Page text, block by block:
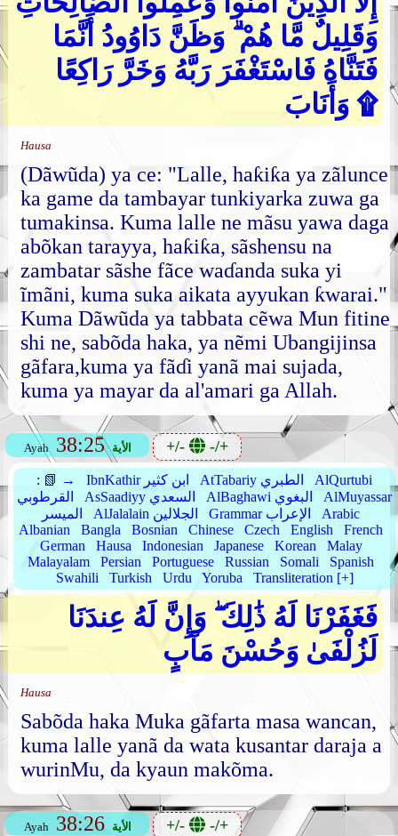
وَقَلِيلٌ مَّا هُمْ ۗ وَظَنَّ دَاوُودُ أَنَّمَا
فَتَنَّاهُ فَاسْتَغْفَرَ رَبَّهُ وَخَرَّ رَاكِعًا
وَأَنَابَ ۩
Hausa
(Dãwũda) ya ce: "Lalle, haƙiƙa ya zãlunce
ka game da tambayar tunkiyarka zuwa ga
tumakinsa. Kuma lalle ne mãsu yawa daga
abõkan tarayya, haƙiƙa, sãshensu na
zambatar sãshe fãce waɗanda suka yi
ĩmãni, kuma suka aikata ayyukan ƙwarai."
Kuma Dãwũda ya tabbata cẽwa Mun fitine
shi ne, sabõda haka, ya nẽmi Ubangijinsa
gãfara,kuma ya fãɗi yanã mai sujada,
kuma ya mayar da al'amari ga Allah.
Ayah 38:25 الأية +/- -/+
: 📗 → IbnKathir ابن كثير AtTabariy الطبري
AlQurtubi
القرطوبي
AsSaadiyy السعدي AlBaghawi البغوي
AlMuyassar
الميسر
AlJalalain الجلالين Grammar الإعراب
Arabic
Albanian
Bangla Bosnian Chinese Czech English
French
German
Hausa Indonesian Japanese Korean
Malay
Malayalam
Persian Portuguese Russian Somali
Spanish
Swahili
Turkish Urdu Yoruba Transliteration [+]
فَغَفَرْنَا لَهُ ذَٰلِكَ ۖ وَإِنَّ لَهُ عِندَنَا
لَزُلْفَىٰ وَحُسْنَ مَآبٍ
Hausa
Sabõda haka Muka gãfarta masa wancan,
kuma lalle yanã da wata kusantar daraja a
wurinMu, da kyaun makõma.
Ayah 38:26 الأية +/- -/+